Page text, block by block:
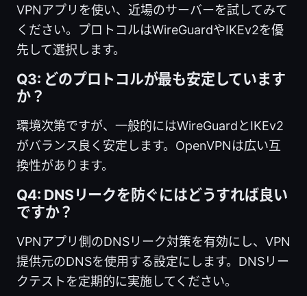
VPNアプリを使い、近場のサーバーを試してみて
ください。プロトコルはWireGuardやIKEv2を優
先して選択します。
Q3: どのプロトコルが最も安定しています
か？
環境次第ですが、一般的にはWireGuardとIKEv2
がバランス良く安定します。OpenVPNは広い互
換性があります。
Q4: DNSリークを防ぐにはどうすれば良い
ですか？
VPNアプリ側のDNSリーク対策を有効にし、VPN
提供元のDNSを使用する設定にします。DNSリー
クテストを定期的に実施してください。